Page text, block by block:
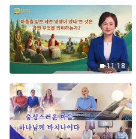
11:18